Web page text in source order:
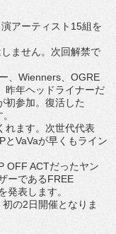
アーティスト15組を
ません。次回解禁で
、Wienners、OGRE
昨年ヘッドライナーだ
初参加。復活した
れます。次世代代表
とVaVaが早くもライン
OFF ACTだったヤン
ーであるFREE
発表します。
の2日開催となりま